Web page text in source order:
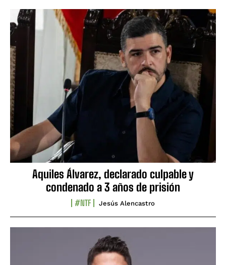
Aquiles Álvarez, declarado culpable y
condenado a 3 años de prisión
#NTF Jesús Alencastro